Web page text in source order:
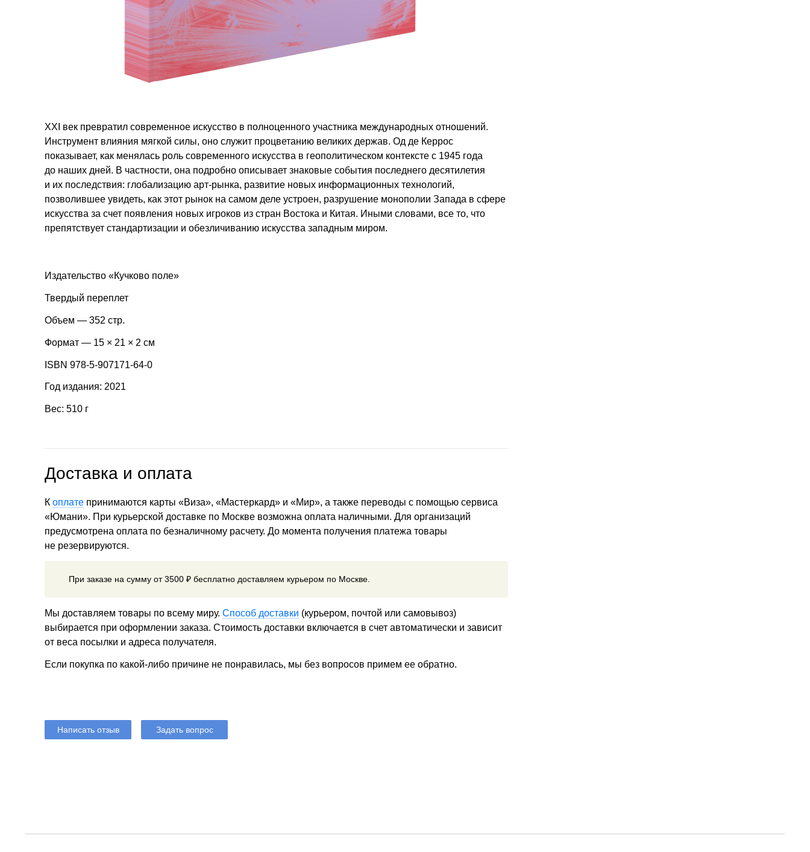
ХХI век превратил современное искусство в полноценного участника международных отношений.
Инструмент влияния мягкой силы, оно служит процветанию великих держав. Од де Керрос
показывает, как менялась роль современного искусства в геополитическом контексте с 1945 года
до наших дней. В частности, она подробно описывает знаковые события последнего десятилетия
и их последствия: глобализацию арт-рынка, развитие новых информационных технологий,
позволившее увидеть, как этот рынок на самом деле устроен, разрушение монополии Запада в сфере
искусства за счет появления новых игроков из стран Востока и Китая. Иными словами, все то, что
препятствует стандартизации и обезличиванию искусства западным миром.
Издательство «Кучково поле»
Твердый переплет
Объем — 352 стр.
Формат — 15 × 21 × 2 см
ISBN 978-5-907171-64-0
Год издания: 2021
Вес: 510 г
Доставка и оплата
К оплате принимаются карты «Виза», «Мастеркард» и «Мир», а также переводы с помощью сервиса
«Юмани». При курьерской доставке по Москве возможна оплата наличными. Для организаций
предусмотрена оплата по безналичному расчету. До момента получения платежа товары
не резервируются.
При заказе на сумму от 3500 ₽ бесплатно доставляем курьером по Москве.
Мы доставляем товары по всему миру. Способ доставки (курьером, почтой или самовывоз)
выбирается при оформлении заказа. Стоимость доставки включается в счет автоматически и зависит
от веса посылки и адреса получателя.
Если покупка по какой-либо причине не понравилась, мы без вопросов примем ее обратно.
Написать отзыв Задать вопрос